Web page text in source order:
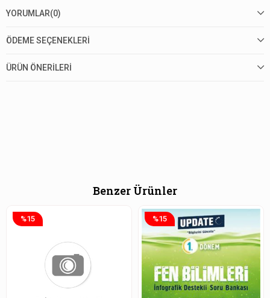
YORUMLAR(0)
ÖDEME SEÇENEKLERI
ÜRÜN ÖNERILERI
Benzer Ürünler
%15 %15